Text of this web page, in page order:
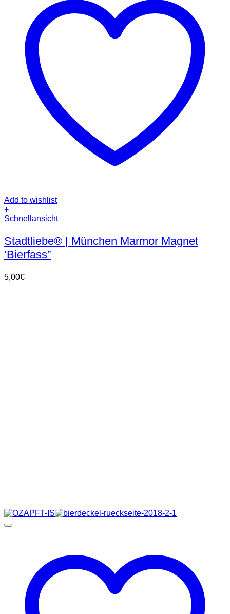
Add to wishlist
+
Schnellansicht
Stadtliebe® | München Marmor Magnet
‘Bierfass”
5,00€